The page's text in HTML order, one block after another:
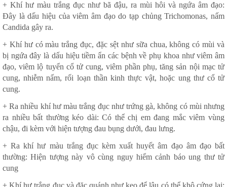
+ Khí hư màu trắng đục như bã đậu, ra mùi hôi và ngứa âm đạo:
Đây là dấu hiệu của viêm âm đạo do tạp chủng Trichomonas, nấm
Candida gây ra.
+ Khí hư có màu trắng đục, đặc sệt như sữa chua, không có mùi và
bị ngứa đây là dấu hiệu tiềm ẩn các bệnh về phụ khoa như viêm âm
đạo, viêm lộ tuyển cổ tử cung, viêm phần phụ, tăng sản nội mạc tử
cung, nhiễm nấm, rối loạn thần kinh thực vật, hoặc ung thư cổ tử
cung.
+ Ra nhiều khí hư màu trắng đục như trứng gà, không có mùi nhưng
ra nhiều bất thường kéo dài: Có thể chị em đang mắc viêm vùng
chậu, đi kèm với hiện tượng đau bụng dưới, đau lưng.
+ Ra khí hư màu trắng đục kèm xuất huyết âm đạo âm đạo bất
thường: Hiện tượng này vô cùng nguy hiểm cảnh báo ung thư tử
cung
+ Khí hư trắng đục và đặc quánh như keo để lâu có thể khô cứng lại: